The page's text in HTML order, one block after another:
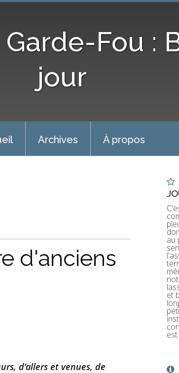
Fou :
jour
Archives À propos
d'anciens
d’allers et venues, de
au
et
est